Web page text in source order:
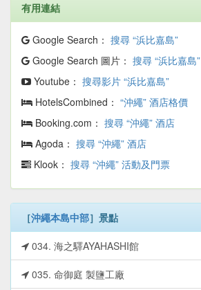
有用連結
Google Search： 搜尋 “浜比嘉島”
Google Search 圖片： 搜尋 “浜比嘉島”
Youtube： 搜尋影片 “浜比嘉島”
HotelsCombined： “沖繩” 酒店格價
Booking.com： 搜尋 “沖繩” 酒店
Agoda： 搜尋 “沖繩” 酒店
Klook： 搜尋 “沖繩” 活動及門票
［沖繩本島中部］景點
034. 海之驛AYAHASHI館
035. 命御庭 製鹽工廠